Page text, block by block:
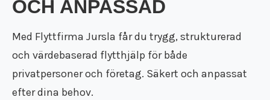
Flyttfirma Katrineholm
Flyttfirma Valdemarsvik
Flyttfirma Vadstena
Flyttfirma Jönköping
Flyttfirma Aneby
Flyttstädning Oxelösund
Flyttstädning Gnesta
Flyttstädning Flen
Flyttstädning Järna
Flyttstädning Kungsör
Återvinning
Flyttpackning
Flyttkartonger
Byggstädning
Flytt försäkring
Kollektivavtal
Anslut ditt företag
Nyheter
OCH ANPASSAD
Med Flyttfirma Jursla får du trygg, strukturerad
och värdebaserad flytthjälp för både
privatpersoner och företag. Säkert och anpassat
efter dina behov.